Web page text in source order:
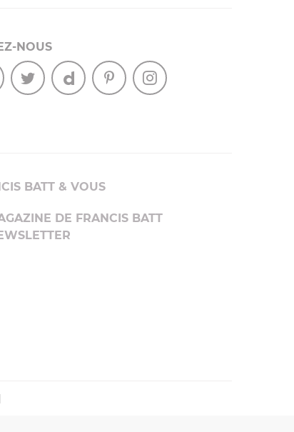
NOUS
BATT & VOUS
DE FRANCIS BATT